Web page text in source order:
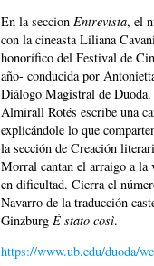
En la seccion Entrevista, el
con la cineasta Liliana
honorífico del Festival de
año- conducida por
Diálogo Magistral de
Almirall Rotés escribe una
explicándole lo que
la sección de Creación
Morral cantan el arraigo a la
en dificultad. Cierra el
Navarro de la traducción
Ginzburg È stato così.
https://www.ub.edu/duoda/